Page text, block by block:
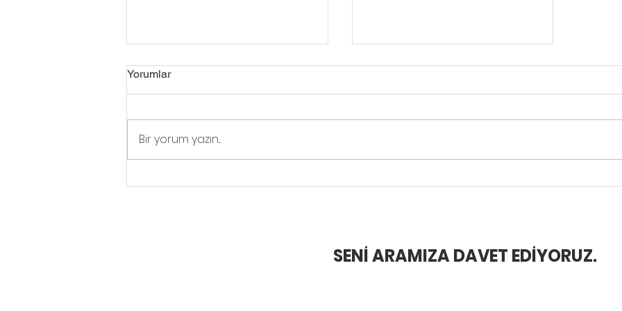
Yorumlar
Bir yorum yazın...
SENİ ARAMIZA DAVET EDİYORUZ.